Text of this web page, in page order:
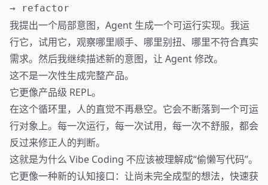
→ refactor
我提出一个局部意图，Agent 生成一个可运行实现。我运
行它，试用它，观察哪里顺手、哪里别扭、哪里不符合真实
需求。然后我继续描述新的意图，让 Agent 修改。
这不是一次性生成完整产品。
它更像产品级 REPL。
在这个循环里，人的直觉不再悬空。它会不断落到一个可运
行对象上。每一次运行，每一次试用，每一次不舒服，都会
反过来修正人的判断。
这就是为什么 Vibe Coding 不应该被理解成“偷懒写代码”。
它更像一种新的认知接口：让尚未完全成型的想法，快速获